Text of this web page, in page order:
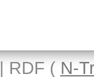
RDF ( N-